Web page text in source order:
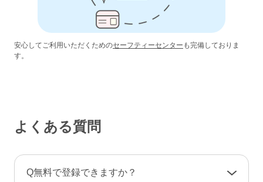
安心してご利用いただくためのセーフティーセンター も完備しておりま
す。
よくある質問
Q無料で登録できますか？